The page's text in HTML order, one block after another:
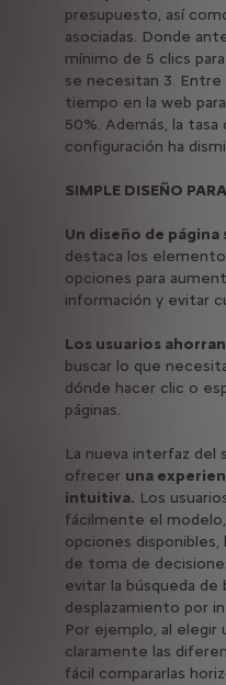
presupuesto, así
asociadas. Donde
mínimo de 5 clics
se necesitan 3. Entre
tiempo en la web
50%. Además, la tasa
configuración ha
SIMPLE DISEÑO
Un diseño de
destaca los
opciones para
información y evitar
Los usuarios
buscar lo que
dónde hacer clic o
páginas.
La nueva interfaz del
ofrecer una
intuitiva. Los
fácilmente el
opciones
de toma de
evitar la búsqueda
desplazamiento por
Por ejemplo, al elegir
claramente las
fácil compararlas